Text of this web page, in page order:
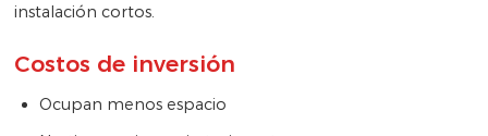
instalación cortos.
Costos de inversión
Ocupan menos espacio